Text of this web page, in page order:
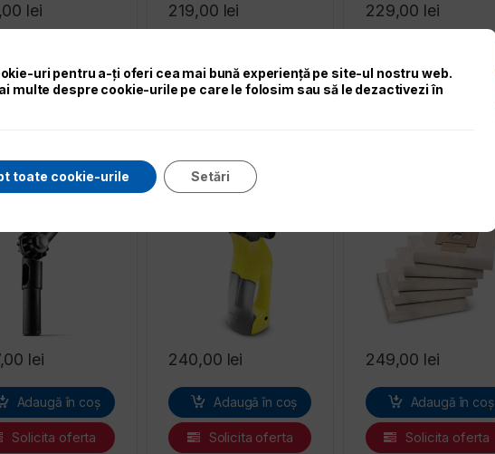
lei
Solicita oferta
219,00 lei
Solicita oferta
229,00 lei
Solicita oferta
cu reglare
a unghiului
lei
Adaugă în coș
Solicita oferta
Aspirator pentru
geamuri WV 1 Karcher
240,00 lei
Adaugă în coș
Solicita oferta
249,00 lei
Adaugă în coș
Solicita oferta
uri pentru a-ți oferi cea mai bună experiență pe site-ul nostru web.
multe despre cookie-urile pe care le folosim sau să le dezactivezi în
toate cookie-urile Setări